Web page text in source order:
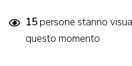
15persone stanno
questo momento